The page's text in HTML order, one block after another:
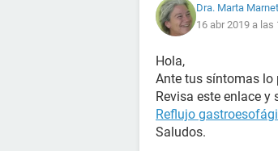
Dra. Marta Marnet
16 abr 2019 a las
Hola,
Ante tus síntomas lo
Revisa este enlace y
Reflujo
Saludos.